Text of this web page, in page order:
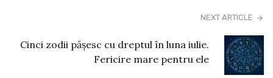
NEXT ARTICLE
Cinci zodii păşesc cu dreptul în luna iulie.
Fericire mare pentru ele